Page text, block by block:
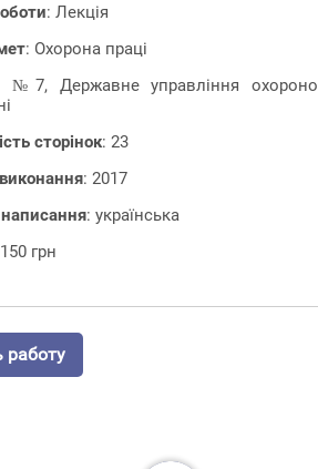
: Лекція
: Охорона праці
№7, Державне управління
сторінок: 23
: 2017
: українська
грн
работу